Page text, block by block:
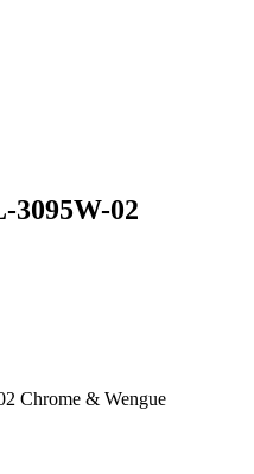
3095W-02
Chrome & Wengue